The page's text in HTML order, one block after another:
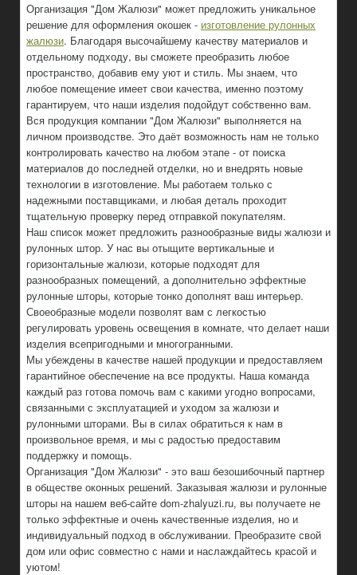
Организация "Дом Жалюзи" может предложить уникальное
решение для оформления окошек - изготовление рулонных
жалюзи. Благодаря высочайшему качеству материалов и
отдельному подходу, вы сможете преобразить любое
пространство, добавив ему уют и стиль. Мы знаем, что
любое помещение имеет свои качества, именно поэтому
гарантируем, что наши изделия подойдут собственно вам.
Вся продукция компании "Дом Жалюзи" выполняется на
личном производстве. Это даёт возможность нам не только
контролировать качество на любом этапе - от поиска
материалов до последней отделки, но и внедрять новые
технологии в изготовление. Мы работаем только с
надежными поставщиками, и любая деталь проходит
тщательную проверку перед отправкой покупателям.
Наш список может предложить разнообразные виды жалюзи и
рулонных штор. У нас вы отыщите вертикальные и
горизонтальные жалюзи, которые подходят для
разнообразных помещений, а дополнительно эффектные
рулонные шторы, которые тонко дополнят ваш интерьер.
Своеобразные модели позволят вам с легкостью
регулировать уровень освещения в комнате, что делает наши
изделия всепригодными и многогранными.
Мы убеждены в качестве нашей продукции и предоставляем
гарантийное обеспечение на все продукты. Наша команда
каждый раз готова помочь вам с какими угодно вопросами,
связанными с эксплуатацией и уходом за жалюзи и
рулонными шторами. Вы в силах обратиться к нам в
произвольное время, и мы с радостью предоставим
поддержку и помощь.
Организация "Дом Жалюзи" - это ваш безошибочный партнер
в обществе оконных решений. Заказывая жалюзи и рулонные
шторы на нашем веб-сайте dom-zhalyuzi.ru, вы получаете не
только эффектные и очень качественные изделия, но и
индивидуальный подход в обслуживании. Преобразите свой
дом или офис совместно с нами и наслаждайтесь красой и
уютом!